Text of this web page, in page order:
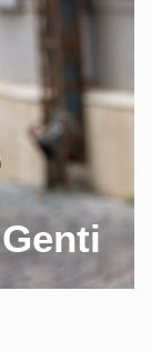
Genti